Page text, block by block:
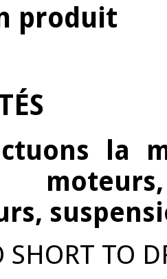
produit
la
SHORT TO